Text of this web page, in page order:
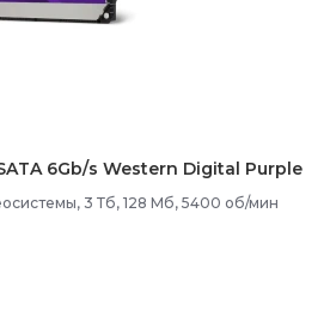
6Gb/s Western Digital Purple
3 Тб, 128 Мб, 5400 об/мин